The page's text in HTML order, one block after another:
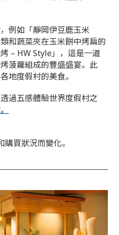
例如「靜岡伊豆鹿玉米
和蔬菜夾在玉米餅中烤扁的
– HW Style」，這是一道
菠蘿組成的豐盛盛宴。此
地度假村的美食。
過五感體驗世界度假村之
買狀況而變化。